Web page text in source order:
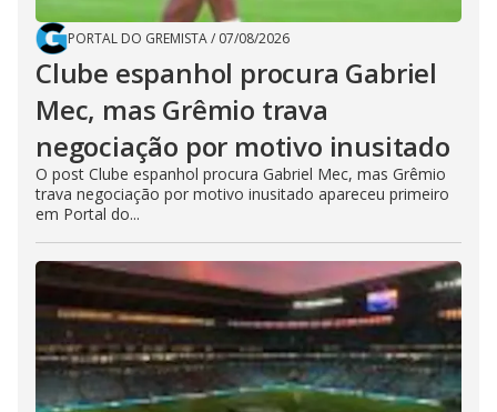
PORTAL DO GREMISTA/ 07/08/2026
Clube espanhol procura Gabriel
Mec, mas Grêmio trava
negociação por motivo inusitado
O post Clube espanhol procura Gabriel Mec, mas Grêmio
trava negociação por motivo inusitado apareceu primeiro
em Portal do...